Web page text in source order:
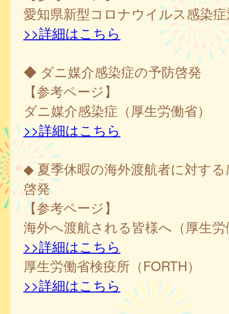
愛知県新型コロナウイルス感染
>>詳細はこちら
◆ ダニ媒介感染症の予防啓発
【参考ページ】
ダニ媒介感染症（厚生労働省）
>>詳細はこちら
◆ 夏季休暇の海外渡航者に対する
啓発
【参考ページ】
海外へ渡航される皆様へ（厚生労
>>詳細はこちら
厚生労働省検疫所（FORTH）
>>詳細はこちら